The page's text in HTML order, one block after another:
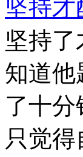
坚持才
坚持
知道他
了十
只觉